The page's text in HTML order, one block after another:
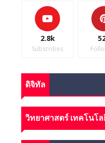
2.8k
Subscribes
ดิจิทัล
วิทยาศาสตร์ เทคโนโ